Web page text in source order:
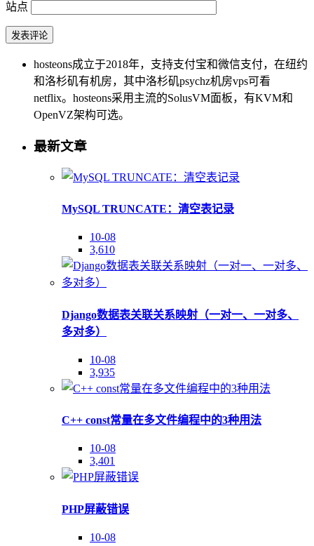
站点
hosteons成立于2018年，支持支付宝和微信支付，在纽约
和洛杉矶有机房，其中洛杉矶psychz机房vps可看
netflix。hosteons采用主流的SolusVM面板，有KVM和
OpenVZ架构可选。
最新文章
MySQL TRUNCATE：清空表记录
10-08
3,610
Django数据表关联关系映射（一对一、一对多、
多对多）
10-08
3,935
C++ const常量在多文件编程中的3种用法
10-08
3,401
PHP屏蔽错误
10-08